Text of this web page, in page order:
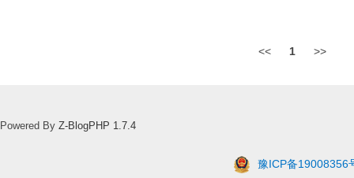
<< 1 >>
Powered By Z-BlogPHP 1.7.4
豫ICP备19008356